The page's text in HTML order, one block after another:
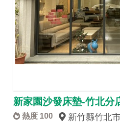
新家園沙發床墊-竹北分
熱度 100
新竹縣竹北